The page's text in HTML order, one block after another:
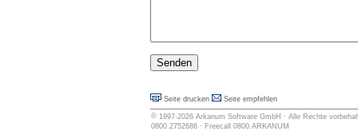
Seite drucken Seite empfehlen
© 1997-2026 Arkanum Software GmbH · Alle Rechte
0800.2752686 · Freecall 0800.ARKANUM